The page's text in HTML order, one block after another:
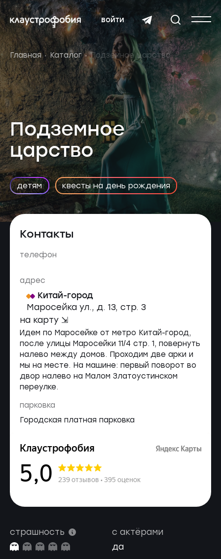
войти
Главная Каталог Подземное царство
Подземное
царство
детям квесты на день рождения
Контакты
телефон
адрес
Китай-город
Маросейка ул., д. 13, cтр. 3
на карту ⇲
Идем по Маросейке от метро Китай-город,
после улицы Маросейки 11/4 стр. 1, повернуть
налево между домов. Проходим две арки и
мы на месте. На машине: первый поворот во
двор налево на Малом Златоустинском
переулке.
парковка
Городская платная парковка
страшность
с актёрами
да